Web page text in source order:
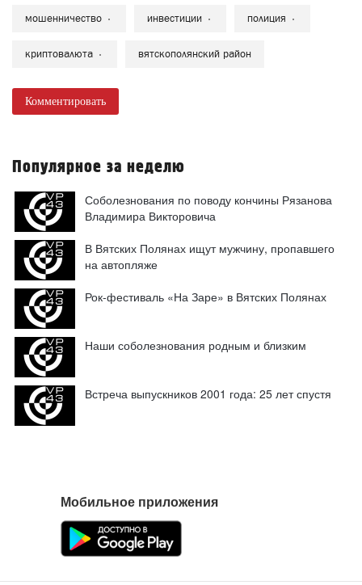
мошенничество инвестиции полиция
криптовалюта вятскополянский район
Комментировать
Популярное за неделю
Соболезнования по поводу кончины Рязанова
Владимира Викторовича
В Вятских Полянах ищут мужчину, пропавшего
на автопляже
Рок-фестиваль «На Заре» в Вятских Полянах
Наши соболезнования родным и близким
Встреча выпускников 2001 года: 25 лет спустя
Мобильное приложения